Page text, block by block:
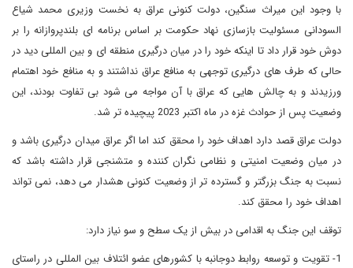
با وجود این میراث سنگین، دولت کنونی عراق به نخست وزیری محمد شیاع
السودانی مسئولیت بازسازی نهاد حکومت بر اساس برنامه ای بلندپروازانه را بر
دوش خود قرار داد تا اینکه خود را در میان درگیری منطقه ای و بین المللی دید در
حالی که طرف های درگیری توجهی به منافع عراق نداشتند و به منافع خود اهتمام
ورزیدند و به چالش هایی که عراق با آن مواجه می شود بی تفاوت بودند، این
وضعیت پس از حوادث غزه در ماه اکتبر 2023 پیچیده تر شد.
دولت عراق قصد دارد اهداف خود را محقق کند اما اگر عراق میدان درگیری باشد و
در میان وضعیت امنیتی و نظامی نگران کننده و متشنجی قرار داشته باشد که
نسبت به جنگ بزرگتر و گسترده تر از وضعیت کنونی هشدار می دهد، نمی تواند
اهداف خود را محقق کند.
توقف این جنگ به اقدامی در بیش از یک سطح و سو نیاز دارد:
1- تقویت و توسعه روابط دوجانبه با کشورهای عضو ائتلاف بین المللی در راستای